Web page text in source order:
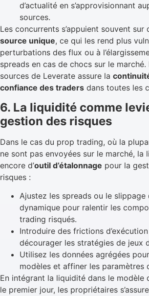
d’actualité en s’approvisionnant
sources.
Les concurrents s’appuient souvent sur
source unique, ce qui les rend plus
perturbations des flux ou à
spreads en cas de chocs sur le marché.
sources de Leverate assure la
confiance des traders dans toutes les
6. La liquidité comme
gestion des risques
Dans le cas du prop trading, où la
ne sont pas envoyées sur le marché, la
encore d’outil d’étalonnage pour la
risques :
Ajustez les spreads ou le slippage
dynamique pour ralentir les
trading risqués.
Introduire des frictions
décourager les stratégies de jeux
Utilisez les données agrégées
modèles et affiner les paramètres
En intégrant la liquidité dans le modèle
le premier jour, les propriétaires